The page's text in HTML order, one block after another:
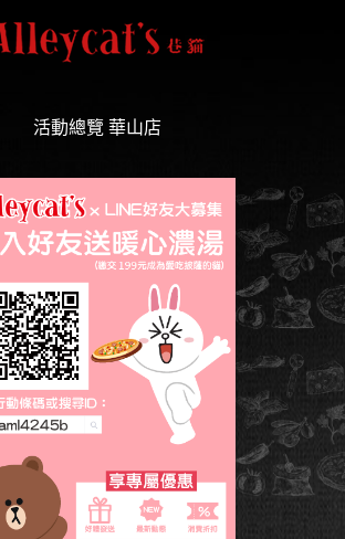
活動總覽 華山店